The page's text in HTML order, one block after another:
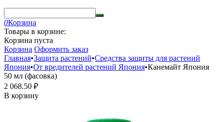
0Корзина
Товары в корзине:
Корзина пуста
Корзина Оформить заказ
Главная•Защита растений•Средства защиты для растений
Япония•От вредителей растений Япония•Канемайт Япония
50 мл (фасовка)
2 068.50 ₽
В корзину